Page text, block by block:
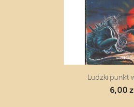
Szybki
Ludzki punkt
6,00